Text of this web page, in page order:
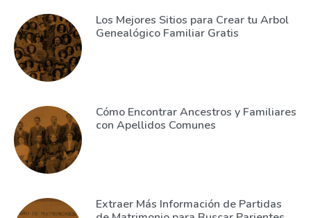
Los Mejores Sitios para Crear tu Arbol
Genealógico Familiar Gratis
Cómo Encontrar Ancestros y Familiares
con Apellidos Comunes
Extraer Más Información de Partidas